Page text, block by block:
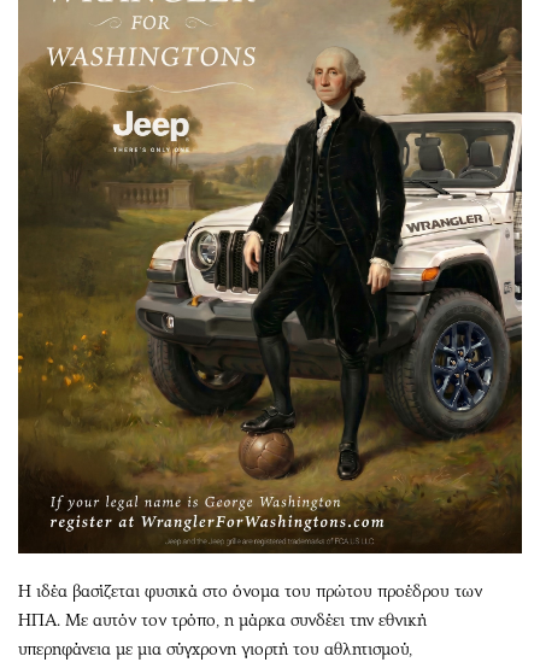
Η ιδέα βασίζεται φυσικά στο όνομα του πρώτου προέδρου των
ΗΠΑ. Με αυτόν τον τρόπο, η μάρκα συνδέει την εθνική
υπερηφάνεια με μια σύγχρονη γιορτή του αθλητισμού,